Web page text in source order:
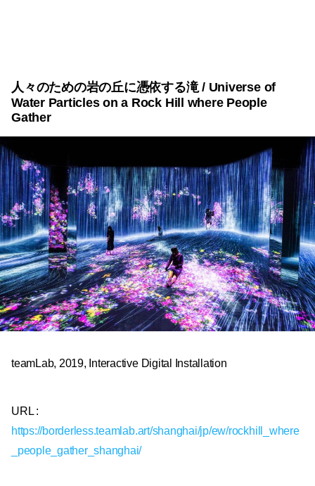
人々のための岩の丘に憑依する滝 / Universe of
Water Particles on a Rock Hill where People
Gather
teamLab, 2019, Interactive Digital Installation
URL :
https://borderless.teamlab.art/shanghai/jp/ew/rockhill_where
_people_gather_shanghai/